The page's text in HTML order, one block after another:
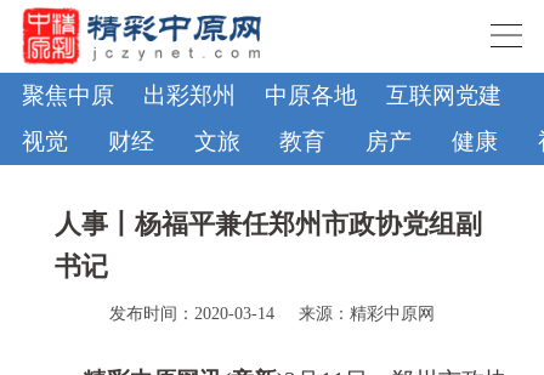
聚焦中原 出彩郑州 中原各地 互联网党建
视觉
财经 文旅 教育 房产 健康
人事丨杨福平兼任郑州市政协党组副
书记
发布时间：2020-03-14 来源：精彩中原网